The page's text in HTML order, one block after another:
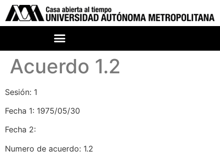
Acuerdo 1.2
Sesión: 1
Fecha 1: 1975/05/30
Fecha 2:
Numero de acuerdo: 1.2